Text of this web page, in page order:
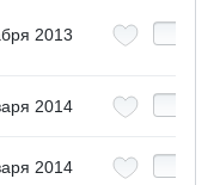
2013
2014
2014